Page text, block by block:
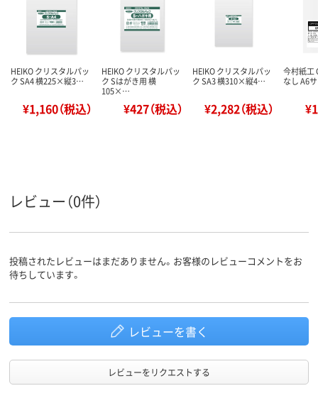
HEIKO クリスタルパッ
ク SA4 横225×縦3…
¥1,160（税込）
HEIKO クリスタルパッ
ク Sはがき用 横
105×…
¥427（税込）
HEIKO クリスタルパッ
ク SA3 横310×縦4…
¥2,282（税込）
今村紙工
なし A6
レビュー（0件）
投稿されたレビューはまだありません。お客様のレビューコメントをお
待ちしています。
レビューを書く
レビューをリクエストする